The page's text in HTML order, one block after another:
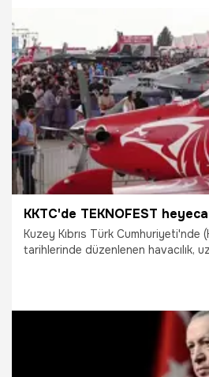
16.05.2025 Gündem
Kuzey Kıbrıs Türk Cumhuriyeti'nde
tarihlerinde düzenlenen havacılık,